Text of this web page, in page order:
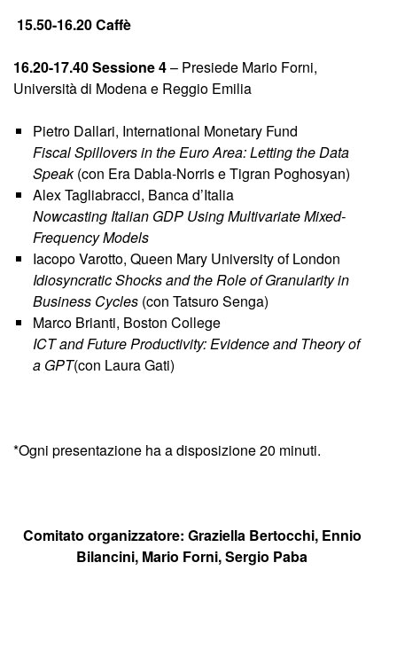
15.50-16.20 Caffè
16.20-17.40 Sessione 4– Presiede Mario Forni,
Università di Modena e Reggio Emilia
Pietro Dallari, International Monetary Fund
Fiscal Spillovers in the Euro Area: Letting the Data
Speak(con Era Dabla-Norris e Tigran Poghosyan)
Alex Tagliabracci, Banca d’Italia
Nowcasting Italian GDP Using Multivariate Mixed-
Frequency Models
Iacopo Varotto, Queen Mary University of London
Idiosyncratic Shocks and the Role of Granularity in
Business Cycles (con Tatsuro Senga)
Marco Brianti, Boston College
ICT and Future Productivity: Evidence and Theory of
a GPT(con Laura Gati)
*Ogni presentazione ha a disposizione 20 minuti.
Comitato organizzatore: Graziella Bertocchi, Ennio
Bilancini, Mario Forni, Sergio Paba